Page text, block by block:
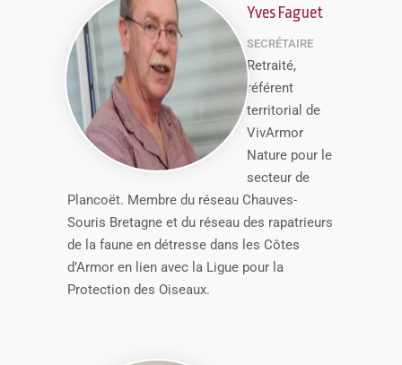
Yves Faguet
SECRÉTAIRE
Retraité,
référent
territorial de
VivArmor
Nature pour le
secteur de
Plancoët. Membre du réseau Chauves-
Souris Bretagne et du réseau des rapatrieurs
de la faune en détresse dans les Côtes
d’Armor en lien avec la Ligue pour la
Protection des Oiseaux.